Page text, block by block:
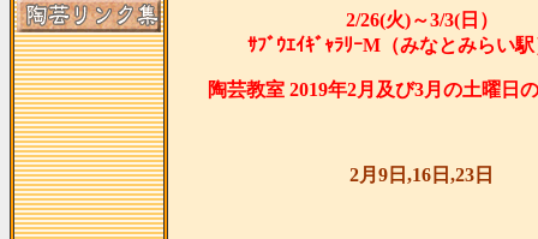
2/26(火)～3/3(日）
ｻﾌﾞｳｴｲｷﾞｬﾗﾘｰM（みなとみら
陶芸教室 2019年2月及び3月の土曜日
2月9日,16日,23日